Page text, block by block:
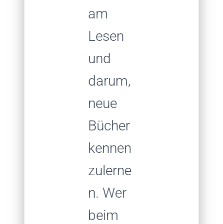
am
Lesen
und
darum,
neue
Bücher
kennen
zulerne
n. Wer
beim